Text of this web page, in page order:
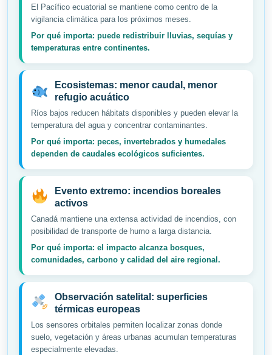
El Pacífico ecuatorial se mantiene como centro de la
vigilancia climática para los próximos meses.
Por qué importa: puede redistribuir lluvias, sequías y
temperaturas entre continentes.
Ecosistemas: menor caudal, menor
refugio acuático
Ríos bajos reducen hábitats disponibles y pueden elevar la
temperatura del agua y concentrar contaminantes.
Por qué importa: peces, invertebrados y humedales
dependen de caudales ecológicos suficientes.
Evento extremo: incendios boreales
activos
Canadá mantiene una extensa actividad de incendios, con
posibilidad de transporte de humo a larga distancia.
Por qué importa: el impacto alcanza bosques,
comunidades, carbono y calidad del aire regional.
Observación satelital: superficies
térmicas europeas
Los sensores orbitales permiten localizar zonas donde
suelo, vegetación y áreas urbanas acumulan temperaturas
especialmente elevadas.